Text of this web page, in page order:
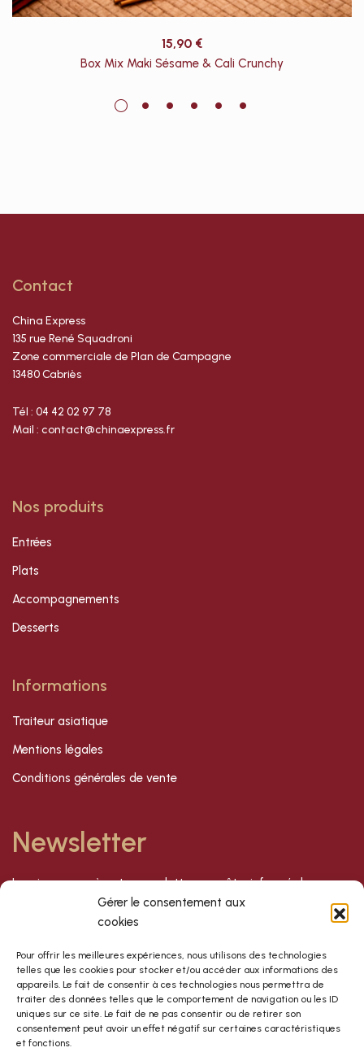
Gérer le consentement aux
cookies
Pour offrir les meilleures expériences, nous utilisons des technologies
telles que les cookies pour stocker et/ou accéder aux informations des
appareils. Le fait de consentir à ces technologies nous permettra de
traiter des données telles que le comportement de navigation ou les ID
uniques sur ce site. Le fait de ne pas consentir ou de retirer son
consentement peut avoir un effet négatif sur certaines caractéristiques
et fonctions.
15,90 €
Box Mix Maki Sésame & Cali Crunchy
Contact
China Express
135 rue René Squadroni
Zone commerciale de Plan de Campagne
13480 Cabriès
Tél : 04 42 02 97 78
Mail : contact@chinaexpress.fr
Nos produits
Entrées
Plats
Accompagnements
Desserts
Informations
Traiteur asiatique
Mentions légales
Conditions générales de vente
Newsletter
Inscrivez-vous à notre newsletter pour être informé de nos
dernières offres et nouveautés !
S'inscrire